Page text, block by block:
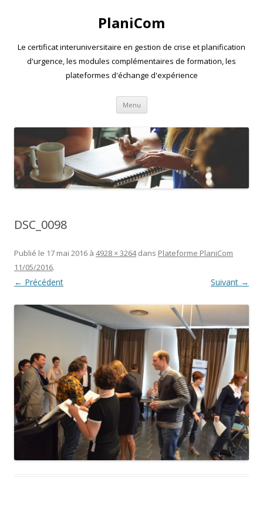
PlaniCom
Le certificat interuniversitaire en gestion de crise et planification
d'urgence, les modules complémentaires de formation, les
plateformes d'échange d'expérience
Menu Aller
contenu
DSC_0098
Publié le 17 mai 2016 à 4928 × 3264dans Plateforme PlaniCom
11/05/2016.
← Précédent Suivant →